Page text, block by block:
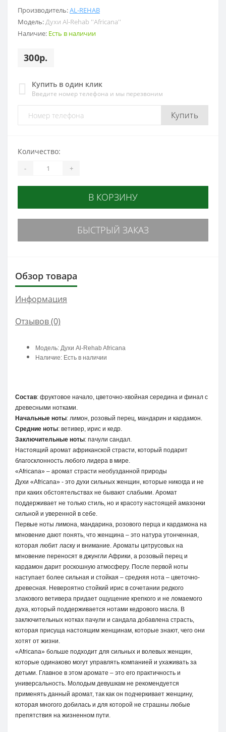
Производитель:AL-REHAB
Модель:Духи Al-Rehab ''Africana''
Наличие: Есть в наличии
300р.
Купить в один клик
Введите номер телефона и мы перезвоним
Купить
Количество:
- +
В КОРЗИНУ
БЫСТРЫЙ ЗАКАЗ
Обзор товара
Информация
Отзывов (0)
Модель: Духи Al-Rehab Africana
Наличие: Есть в наличии
Состав: фруктовое начало, цветочно-хвойная середина и финал с
древесными нотками.
Начальные ноты: лимон, розовый перец, мандарин и кардамон.
Средние ноты: ветивер, ирис и кедр.
Заключительные ноты: пачули сандал.
Настоящий аромат африканской страсти, который подарит
благосклонность любого лидера в мире.
«Africana» – аромат страсти необузданной природы
Духи «Africana» - это духи сильных женщин, которые никогда и не
при каких обстоятельствах не бывают слабыми. Аромат
поддерживает не только стиль, но и красоту настоящей амазонки
сильной и уверенной в себе.
Первые ноты лимона, мандарина, розового перца и кардамона на
мгновение дают понять, что женщина – это натура утонченная,
которая любит ласку и внимание. Ароматы цитрусовых на
мгновение переносят в джунгли Африки, а розовый перец и
кардамон дарит роскошную атмосферу. После первой ноты
наступает более сильная и стойкая – средняя нота – цветочно-
древесная. Невероятно стойкий ирис в сочетании редкого
злакового ветивера придает ощущение крепкого и не ломаемого
духа, который поддерживается нотами кедрового масла. В
заключительных нотках пачули и сандала добавлена страсть,
которая присуща настоящим женщинам, которые знают, чего они
хотят от жизни.
«Africana» больше подходит для сильных и волевых женщин,
которые одинаково могут управлять компанией и ухаживать за
детьми. Главное в этом аромате – это его практичность и
универсальность. Молодым девушкам не рекомендуется
применять данный аромат, так как он подчеркивает женщину,
которая многого добилась и для которой не страшны любые
препятствия на жизненном пути.